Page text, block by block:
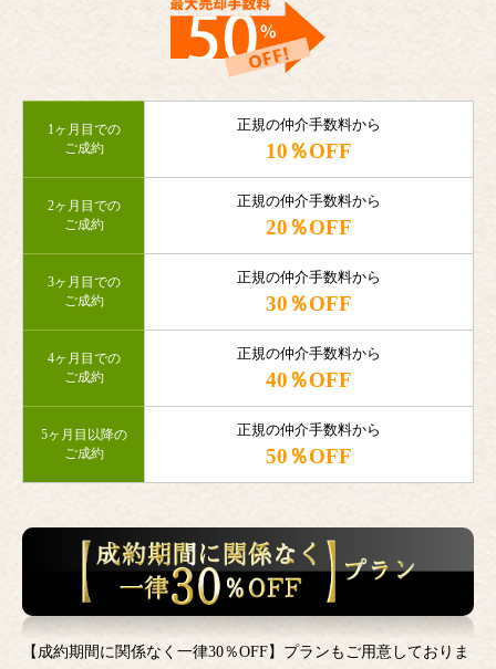
1ヶ月目での
ご成約
正規の仲介手数料から
10％OFF
2ヶ月目での
ご成約
正規の仲介手数料から
20％OFF
3ヶ月目での
ご成約
正規の仲介手数料から
30％OFF
4ヶ月目での
ご成約
正規の仲介手数料から
40％OFF
5ヶ月目以降の
ご成約
正規の仲介手数料から
50％OFF
【成約期間に関係なく一律30％OFF】プランもご用意しておりま